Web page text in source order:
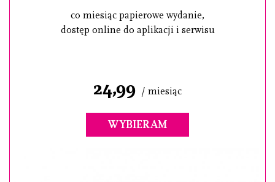
co miesiąc papierowe wydanie,
dostęp online do aplikacji i serwisu
24,99 / miesiąc
WYBIERAM